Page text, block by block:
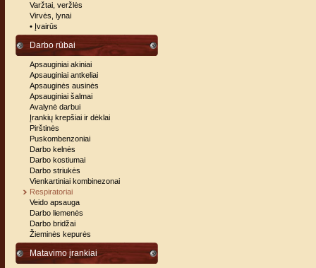
Varžtai, veržlės
Virvės, lynai
• Įvairūs
Darbo rūbai
Apsauginiai akiniai
Apsauginiai antkeliai
Apsauginės ausinės
Apsauginiai šalmai
Avalynė darbui
Įrankių krepšiai ir dėklai
Pirštinės
Puskombenzoniai
Darbo kelnės
Darbo kostiumai
Darbo striukės
Vienkartiniai kombinezonai
Respiratoriai
Veido apsauga
Darbo liemenės
Darbo bridžai
Žieminės kepurės
Matavimo įrankiai